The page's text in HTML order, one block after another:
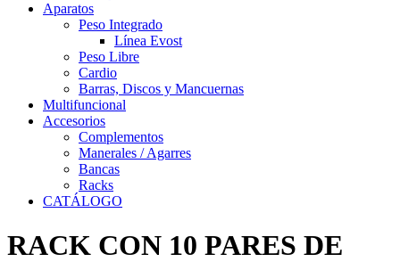
Aparatos
Peso Integrado
Línea Evost
Peso Libre
Cardio
Barras, Discos y Mancuernas
Multifuncional
Accesorios
Complementos
Manerales / Agarres
Bancas
Racks
CATÁLOGO
RACK CON 10 PARES DE